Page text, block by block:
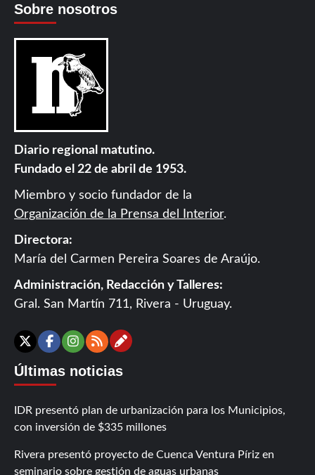
Sobre nosotros
Diario regional matutino.
Fundado el 22 de abril de 1953.
Miembro y socio fundador de la
Organización de la Prensa del Interior.
Directora:
María del Carmen Pereira Soares de Araújo.
Administración, Redacción y Talleres:
Gral. San Martín 711, Rivera - Uruguay.
X Facebook
Instagram
RSSContáctanos
Últimas noticias
IDR presentó plan de urbanización para los Municipios,
con inversión de $335 millones
Rivera presentó proyecto de Cuenca Ventura Píriz en
seminario sobre gestión de aguas urbanas